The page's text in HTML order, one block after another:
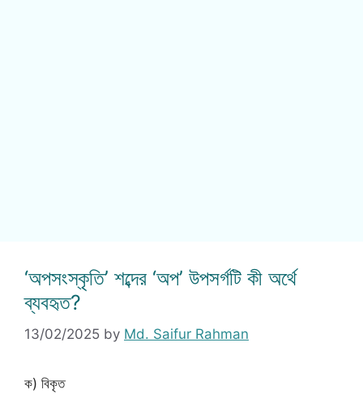
‘অপসংস্কৃতি’ শব্দের ‘অপ’ উপসর্গটি কী অর্থে
ব্যবহৃত?
13/02/2025 by Md. Saifur Rahman
ক) বিকৃত